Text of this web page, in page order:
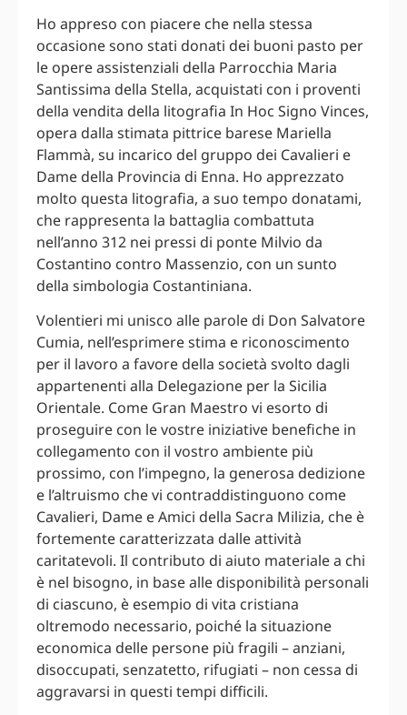
Ho appreso con piacere che nella stessa
occasione sono stati donati dei buoni pasto per
le opere assistenziali della Parrocchia Maria
Santissima della Stella, acquistati con i proventi
della vendita della litografia In Hoc Signo Vinces,
opera dalla stimata pittrice barese Mariella
Flammà, su incarico del gruppo dei Cavalieri e
Dame della Provincia di Enna. Ho apprezzato
molto questa litografia, a suo tempo donatami,
che rappresenta la battaglia combattuta
nell’anno 312 nei pressi di ponte Milvio da
Costantino contro Massenzio, con un sunto
della simbologia Costantiniana.
Volentieri mi unisco alle parole di Don Salvatore
Cumia, nell’esprimere stima e riconoscimento
per il lavoro a favore della società svolto dagli
appartenenti alla Delegazione per la Sicilia
Orientale. Come Gran Maestro vi esorto di
proseguire con le vostre iniziative benefiche in
collegamento con il vostro ambiente più
prossimo, con l’impegno, la generosa dedizione
e l’altruismo che vi contraddistinguono come
Cavalieri, Dame e Amici della Sacra Milizia, che è
fortemente caratterizzata dalle attività
caritatevoli. Il contributo di aiuto materiale a chi
è nel bisogno, in base alle disponibilità personali
di ciascuno, è esempio di vita cristiana
oltremodo necessario, poiché la situazione
economica delle persone più fragili – anziani,
disoccupati, senzatetto, rifugiati – non cessa di
aggravarsi in questi tempi difficili.